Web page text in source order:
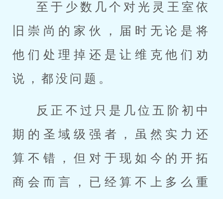
至于少数几个对光灵王室依
旧崇尚的家伙，届时无论是将
他们处理掉还是让维克他们劝
说，都没问题。
反正不过只是几位五阶初中
期的圣域级强者，虽然实力还
算不错，但对于现如今的开拓
商会而言，已经算不上多么重